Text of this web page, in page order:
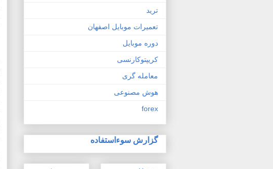
ترید
تعمیرات موبایل اصفهان
دوره موبایل
کریپتوکارنسی
معامله گری
هوش مصنوعی
forex
گزارش سوءاستفاده